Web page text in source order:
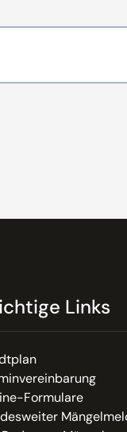
Links
Formulare